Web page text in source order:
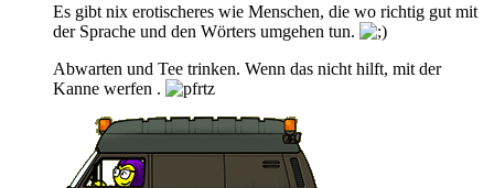
Es gibt nix erotischeres wie Menschen, die wo richtig gut mit
der Sprache und den Wörters umgehen tun.
Abwarten und Tee trinken. Wenn das nicht hilft, mit der
Kanne werfen .